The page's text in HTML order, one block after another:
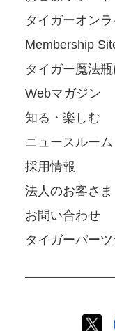
タイガーオン
Membership
タイガー魔法
Webマガジン
知る・楽しむ
ニュースルーム
採用情報
法人のお客さま
お問い合わせ
タイガーパー